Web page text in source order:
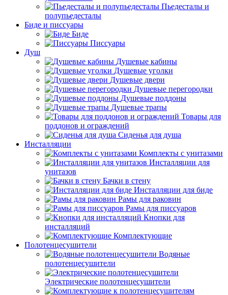
Пьедесталы и
полупьедесталы
Биде и писсуары
Биде
Писсуары
Душ
Душевые кабины
Душевые уголки
Душевые двери
Душевые перегородки
Душевые поддоны
Душевые трапы
Товары для
поддонов и ограждений
Сиденья для душа
Инсталляции
Комплекты с унитазами
Инсталляции для
унитазов
Бачки в стену
Инсталляции для биде
Рамы для раковин
Рамы для писсуаров
Кнопки для
инсталляций
Комплектующие
Полотенцесушители
Водяные
полотенцесушители
Электрические полотенцесушители